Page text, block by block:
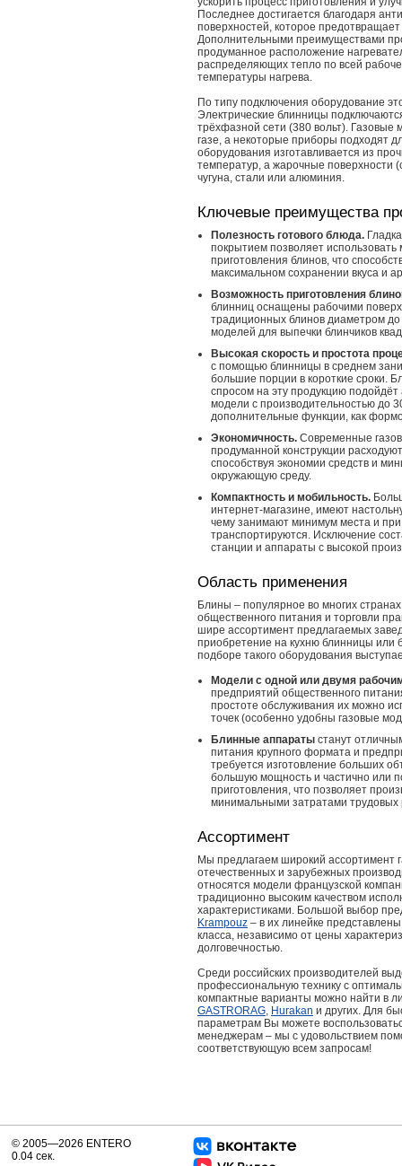
Последнее достигается благодаря
поверхностей, которое
Дополнительными преимуществами
продуманное расположение
распределяющих тепло по всей
температуры нагрева.
По типу подключения оборудование
Электрические блинницы
трёхфазной сети (380 вольт).
газе, а некоторые приборы подходят
оборудования изготавливается из
температур, а жарочные поверхности
чугуна, стали или алюминия.
Ключевые преимущества
Полезность готового блюда.
покрытием позволяет
приготовления блинов, что
максимальном сохранении вкуса и
Возможность приготовления
блинниц оснащены рабочими
традиционных блинов диаметром до
моделей для выпечки блинчиков
Высокая скорость и простота
с помощью блинницы в среднем
большие порции в короткие сроки.
спросом на эту продукцию
модели с производительностью до
дополнительные функции, как
Экономичность. Современные
продуманной конструкции
способствуя экономии средств и
окружающую среду.
Компактность и мобильность.
интернет-магазине, имеют
чему занимают минимум места и
транспортируются. Исключение
станции и аппараты с высокой
Область применения
Блины – популярное во многих
общественного питания и торговли
шире ассортимент предлагаемых
приобретение на кухню блинницы или
подборе такого оборудования
Модели с одной или двумя
предприятий общественного
простоте обслуживания их можно
точек (особенно удобны газовые
Блинные аппараты станут
питания крупного формата и
требуется изготовление больших
большую мощность и частично или
приготовления, что позволяет
минимальными затратами трудовых
Ассортимент
Мы предлагаем широкий ассортимент
отечественных и зарубежных
относятся модели французской
традиционно высоким качеством
характеристиками. Большой выбор
Krampouz – в их линейке
класса, независимо от цены
долговечностью.
Среди российских производителей
профессиональную технику с
компактные варианты можно найти в
GASTRORAG, Hurakan и других. Для
параметрам Вы можете
менеджерам – мы с удовольствием
соответствующую всем запросам!
© 2005—2026 ENTERO
0.04 сек.